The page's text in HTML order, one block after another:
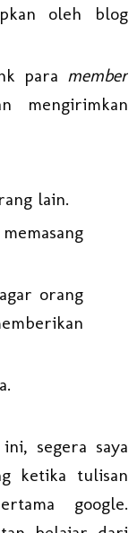
oleh blog
para member
mengirimkan
lain.
orang
segera saya
ketika tulisan
google.